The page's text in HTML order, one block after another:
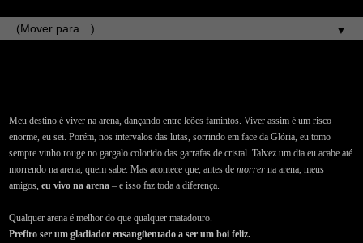
▼
Meu destino é viver na arena, dançando entre leões famintos. Viver assim é um risco
enorme, eu sei. Porém, nos intervalos das lutas, sorrindo em face da Glória, eu tomo
sempre vinho rouge no gargalo colorido das garrafas de cristal. Talvez um dia eu acabe até
morrendo na arena, quem sabe. Mas acontece que, antes de morrer na arena, meus
amigos, eu vivo na arena – e isso faz toda a diferença.
Qualquer arena é melhor do que qualquer matadouro.
Prefiro ser um gladiador ensangüentado a ser um boi feliz.